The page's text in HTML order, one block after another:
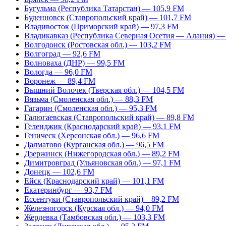
Бугульма (Республика Татарстан) — 105,9 FM
Буденновск (Ставропольский край) — 101,7 FM
Владивосток (Приморский край) — 97,3 FM
Владикавказ (Республика Северная Осетия — Алания)
Волгодонск (Ростовская обл.) — 103,2 FM
Волгоград — 92,6 FM
Волноваха (ДНР) — 99,5 FM
Вологда — 96,0 FM
Воронеж — 89,4 FM
Вышний Волочек (Тверская обл.) — 104,5 FM
Вязьма (Смоленская обл.) — 88,3 FM
Гагарин (Смоленская обл.) — 95,3 FM
Галюгаевская (Ставропольский край) — 89,8 FM
Геленджик (Краснодарский край) — 93,1 FM
Геническ (Херсонская обл.) — 96,6 FM
Далматово (Курганская обл.) — 96,5 FM
Дзержинск (Нижегородская обл.) — 89,2 FM
Димитровград (Ульяновская обл.) — 97,1 FM
Донецк — 102,6 FM
Ейск (Краснодарский край) — 101,1 FM
Екатеринбург — 93,7 FM
Ессентуки (Ставропольский край) – 89,2 FM
Железногорск (Курская обл.) — 94,0 FM
Жердевка (Тамбовская обл.) — 103,3 FM